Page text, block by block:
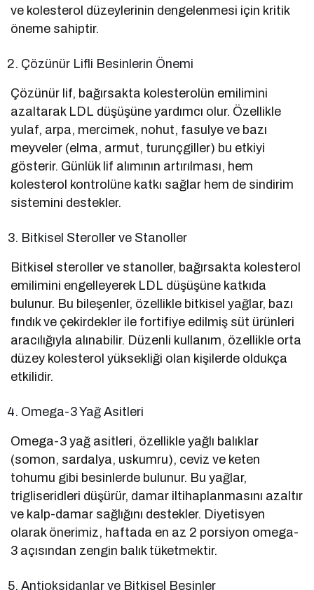
ve kolesterol düzeylerinin dengelenmesi için kritik
öneme sahiptir.
Çözünür Lifli Besinlerin Önemi
Çözünür lif, bağırsakta kolesterolün emilimini
azaltarak LDL düşüşüne yardımcı olur. Özellikle
yulaf, arpa, mercimek, nohut, fasulye ve bazı
meyveler (elma, armut, turunçgiller) bu etkiyi
gösterir. Günlük lif alımının artırılması, hem
kolesterol kontrolüne katkı sağlar hem de sindirim
sistemini destekler.
Bitkisel Steroller ve Stanoller
Bitkisel steroller ve stanoller, bağırsakta kolesterol
emilimini engelleyerek LDL düşüşüne katkıda
bulunur. Bu bileşenler, özellikle bitkisel yağlar, bazı
fındık ve çekirdekler ile fortifiye edilmiş süt ürünleri
aracılığıyla alınabilir. Düzenli kullanım, özellikle orta
düzey kolesterol yüksekliği olan kişilerde oldukça
etkilidir.
Omega-3 Yağ Asitleri
Omega-3 yağ asitleri, özellikle yağlı balıklar
(somon, sardalya, uskumru), ceviz ve keten
tohumu gibi besinlerde bulunur. Bu yağlar,
trigliseridleri düşürür, damar iltihaplanmasını azaltır
ve kalp-damar sağlığını destekler. Diyetisyen
olarak önerimiz, haftada en az 2 porsiyon omega-
3 açısından zengin balık tüketmektir.
Antioksidanlar ve Bitkisel Besinler